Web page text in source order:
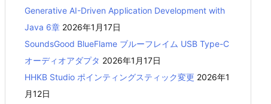
Generative AI-Driven Application Development with
Java 6章 2026年1月17日
SoundsGood BlueFlame ブルーフレイム USB Type-C
オーディオアダプタ 2026年1月17日
HHKB Studio ポインティングスティック変更 2026年1
月12日